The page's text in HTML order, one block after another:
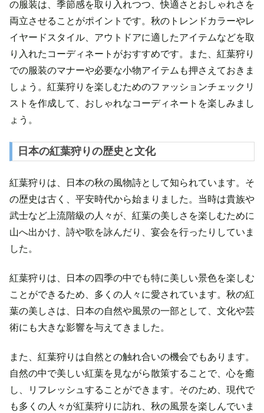
の服装は、季節感を取り入れつつ、快適さとおしゃれさを
両立させることがポイントです。秋のトレンドカラーやレ
イヤードスタイル、アウトドアに適したアイテムなどを取
り入れたコーディネートがおすすめです。また、紅葉狩り
での服装のマナーや必要な小物アイテムも押さえておきま
しょう。紅葉狩りを楽しむためのファッションチェックリ
ストを作成して、おしゃれなコーディネートを楽しみまし
ょう。
日本の紅葉狩りの歴史と文化
紅葉狩りは、日本の秋の風物詩として知られています。そ
の歴史は古く、平安時代から始まりました。当時は貴族や
武士など上流階級の人々が、紅葉の美しさを楽しむために
山へ出かけ、詩や歌を詠んだり、宴会を行ったりしていま
した。
紅葉狩りは、日本の四季の中でも特に美しい景色を楽しむ
ことができるため、多くの人々に愛されています。秋の紅
葉の美しさは、日本の自然や風景の一部として、文化や芸
術にも大きな影響を与えてきました。
また、紅葉狩りは自然との触れ合いの機会でもあります。
自然の中で美しい紅葉を見ながら散策することで、心を癒
し、リフレッシュすることができます。そのため、現代で
も多くの人々が紅葉狩りに訪れ、秋の風景を楽しんでいま